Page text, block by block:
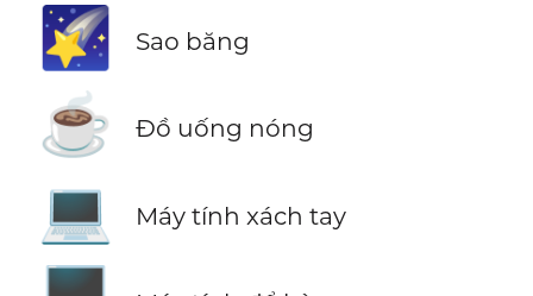
🌠 Sao băng
☕ Đồ uống nóng
💻 Máy tính xách tay